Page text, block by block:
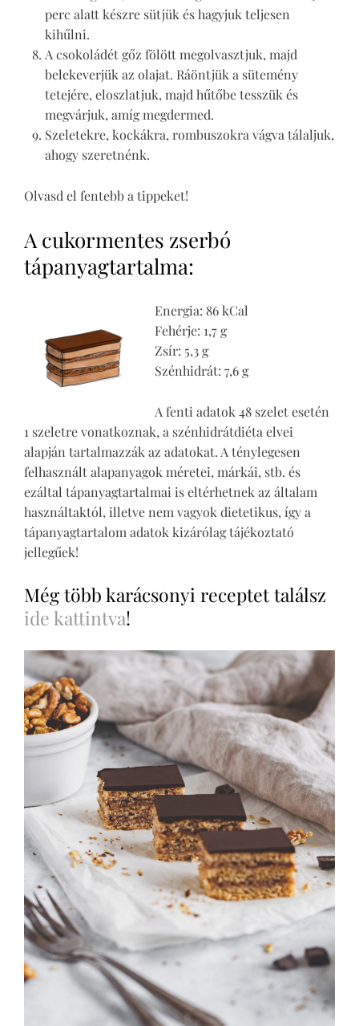
perc alatt készre sütjük és hagyjuk teljesen
kihűlni.
A csokoládét gőz fölött megolvasztjuk, majd
belekeverjük az olajat. Ráöntjük a sütemény
tetejére, eloszlatjuk, majd hűtőbe tesszük és
megvárjuk, amíg megdermed.
Szeletekre, kockákra, rombuszokra vágva tálaljuk,
ahogy szeretnénk.
Olvasd el fentebb a tippeket!
A cukormentes zserbó
tápanyagtartalma:
Energia: 86 kCal
Fehérje: 1,7 g
Zsír: 5,3 g
Szénhidrát: 7,6 g
A fenti adatok 48 szelet esetén
1 szeletre vonatkoznak, a szénhidrátdiéta elvei
alapján tartalmazzák az adatokat. A ténylegesen
felhasznált alapanyagok méretei, márkái, stb. és
ezáltal tápanyagtartalmai is eltérhetnek az általam
használtaktól, illetve nem vagyok dietetikus, így a
tápanyagtartalom adatok kizárólag tájékoztató
jellegűek!
Még több karácsonyi receptet találsz
ide kattintva!